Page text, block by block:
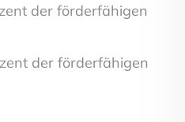
der förderfähigen
der förderfähigen